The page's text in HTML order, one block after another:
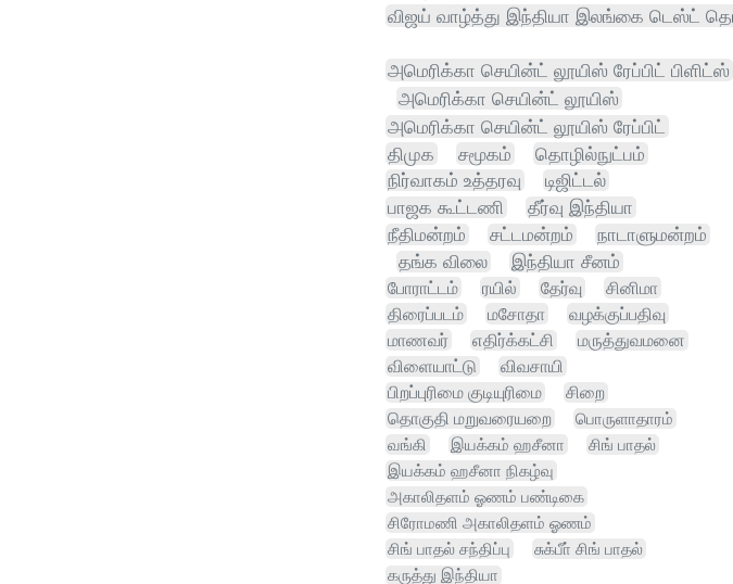
விஜய் வாழ்த்து இந்தியா இலங்கை டெஸ்ட்
அமெரிக்கா செயின்ட் லூயிஸ் ரேப்பிட் பிளிட்ஸ்
அமெரிக்கா செயின்ட் லூயிஸ்
அமெரிக்கா செயின்ட் லூயிஸ் ரேப்பிட்
திமுக
சமூகம் தொழில்நுட்பம்
நிர்வாகம் உத்தரவு
டிஜிட்டல்
பாஜக கூட்டணி
தீர்வு இந்தியா
நீதிமன்றம்
சட்டமன்றம்
நாடாளுமன்றம்
தங்க விலை
இந்தியா சீனம்
போராட்டம்
ரயில் தேர்வு
சினிமா
திரைப்படம்
மசோதா
வழக்குப்பதிவு
மாணவர்
எதிர்க்கட்சி
மருத்துவமனை
விளையாட்டு
விவசாயி
பிறப்புரிமை குடியுரிமை
சிறை
தொகுதி மறுவரையறை
பொருளாதாரம்
வங்கி
இயக்கம் ஹசீனா
சிங் பாதல்
இயக்கம் ஹசீனா நிகழ்வு
அகாலிதளம் ஓணம் பண்டிகை
சிரோமணி அகாலிதளம் ஓணம்
சிங் பாதல் சந்திப்பு
சுக்பீா் சிங் பாதல்
கருத்து இந்தியா